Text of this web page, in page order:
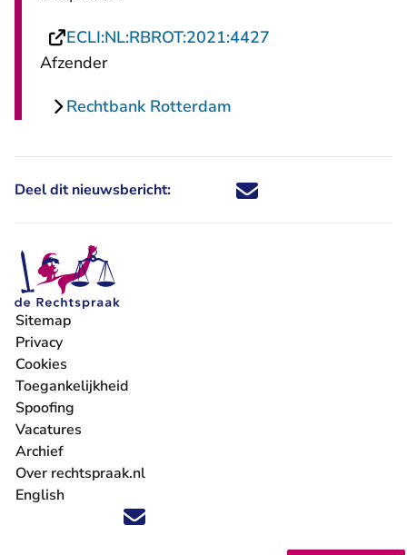
ECLI:NL:RBROT:2021:4427
Afzender
Rechtbank Rotterdam
Deel dit nieuwsbericht: Deel dit nieuwsbericht via X -
Deel dit nieuwsbericht via
Deel dit nieuwsbericht
Deel dit
Volg ons op X (Twitter) - U verlaat Rechtspraak.nl
Volg ons op Facebook - U verlaat Rechtspraak.nl
Volg ons op Instagram - U verlaat Rechtspraak.nl
Volg ons op Youtube - U verlaat Rechtspraak.nl
Volg ons op LinkedIn - U verlaat
'Blijf op de hoogte' nieuwsbrief - U verlaat
Sitemap
Privacy
Cookies
Toegankelijkheid
Spoofing
Vacatures
- U verlaat Rechtspraak.nl
Archief
Over rechtspraak.nl
English